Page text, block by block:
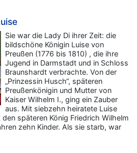
Sie war die Lady Di ihrer Zeit: die
bildschöne Königin Luise von
Preußen (1776 bis 1810) , die ihre
Jugend in Darmstadt und in Schloss
Braunshardt verbrachte. Von der
„Prinzessin Husch“, späteren
Preußenkönigin und Mutter von
Kaiser Wilhelm I., ging ein Zauber
aus. Mit siebzehn heiratete Luise
späteren König Friedrich Wilhelm
zehn Kinder. Als sie starb, war